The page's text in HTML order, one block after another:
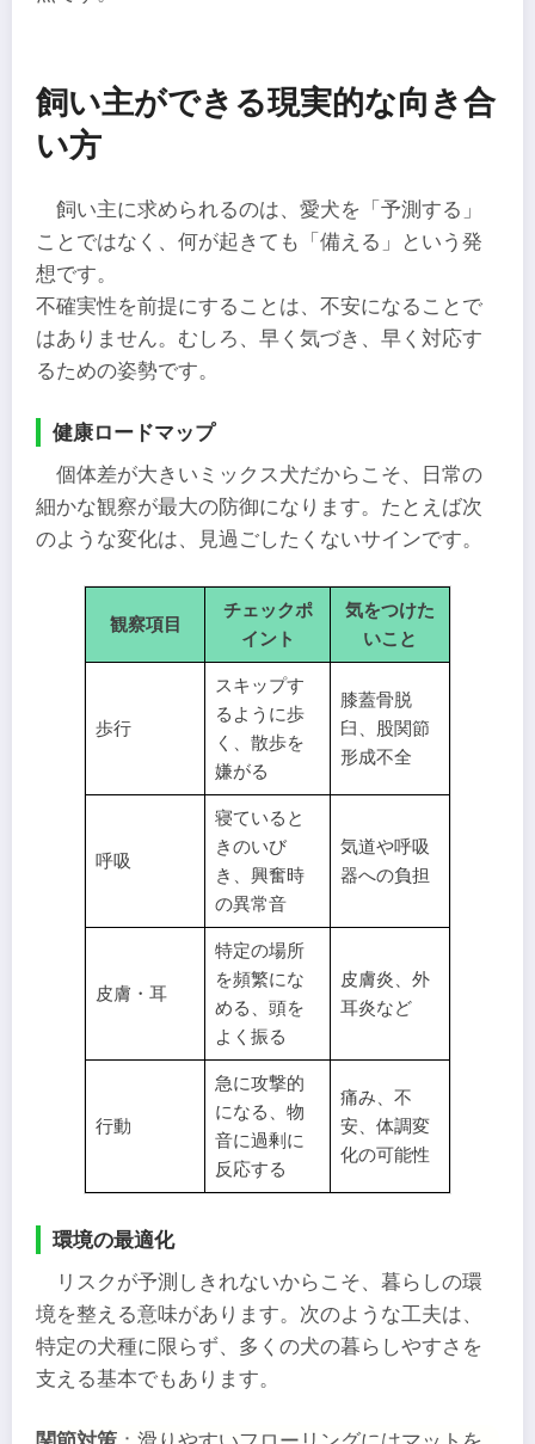
飼い主ができる現実的な向き合
い方
飼い主に求められるのは、愛犬を「予測する」
ことではなく、何が起きても「備える」という発
想です。
不確実性を前提にすることは、不安になることで
はありません。むしろ、早く気づき、早く対応す
るための姿勢です。
健康ロードマップ
個体差が大きいミックス犬だからこそ、日常の
細かな観察が最大の防御になります。たとえば次
のような変化は、見過ごしたくないサインです。
観察項目
チェックポ
イント
気をつけた
いこと
歩行
スキップす
るように歩
く、散歩を
嫌がる
膝蓋骨脱
臼、股関節
形成不全
呼吸
寝ていると
きのいび
き、興奮時
の異常音
気道や呼吸
器への負担
皮膚・耳
特定の場所
を頻繁にな
める、頭を
よく振る
皮膚炎、外
耳炎など
行動
急に攻撃的
になる、物
音に過剰に
反応する
痛み、不
安、体調変
化の可能性
環境の最適化
リスクが予測しきれないからこそ、暮らしの環
境を整える意味があります。次のような工夫は、
特定の犬種に限らず、多くの犬の暮らしやすさを
支える基本でもあります。